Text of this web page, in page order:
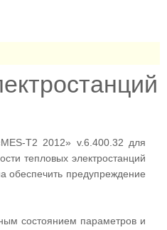
T2 2012» v.6.400.32 для
тепловых электростанций
обеспечить предупреждение
состоянием параметров и